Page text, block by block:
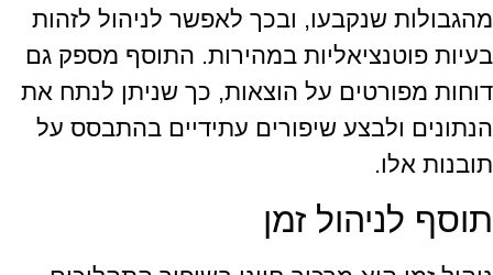
מהגבולות שנקבעו, ובכך לאפשר לניהול לזהות
בעיות פוטנציאליות במהירות. התוסף מספק גם
דוחות מפורטים על הוצאות, כך שניתן לנתח את
הנתונים ולבצע שיפורים עתידיים בהתבסס על
תובנות אלו.
תוסף לניהול זמן